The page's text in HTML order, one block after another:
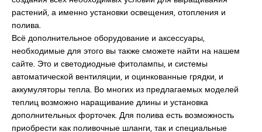
растений, а именно установки освещения, отопления и
полива.
Всё дополнительное оборудование и аксессуары,
необходимые для этого вы также сможете найти на нашем
сайте. Это и светодиодные фитолампы, и системы
автоматической вентиляции, и оцинкованные грядки, и
аккумуляторы тепла. Во многих из предлагаемых моделей
теплиц возможно наращивание длины и установка
дополнительных форточек. Для полива есть возможность
приобрести как поливочные шланги, так и специальные